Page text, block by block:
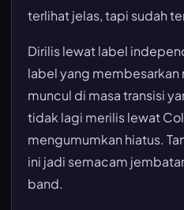
terlihat jelas, tapi sudah
Dirilis lewat label
label yang membesarkan
muncul di masa transisi
tidak lagi merilis lewat
mengumumkan hiatus.
ini jadi semacam
band.